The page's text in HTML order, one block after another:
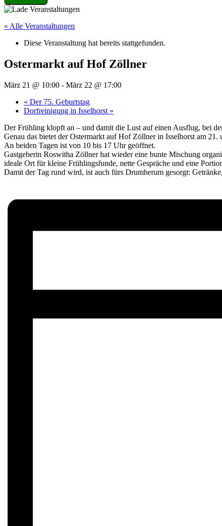
« Alle Veranstaltungen
Diese Veranstaltung hat bereits stattgefunden.
Ostermarkt auf Hof Zöllner
März 21 @ 10:00 - März 22 @ 17:00
« Der 75. Geburtstag
Dorfreinigung in Isselhorst »
Der Frühling klopft an – und damit die Lust auf einen Ausflug, bei
Genau das bietet der Ostermarkt auf Hof Zöllner in Isselhorst am 21.
An beiden Tagen ist von 10 bis 17 Uhr geöffnet.
Gastgeberin Roswitha Zöllner hat wieder eine bunte Mischung
ideale Ort für kleine Frühlingsfunde, nette Gespräche und eine
Damit der Tag rund wird, ist auch fürs Drumherum gesorgt: